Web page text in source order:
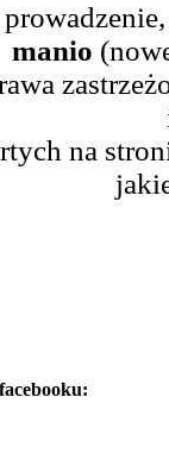
manio
na